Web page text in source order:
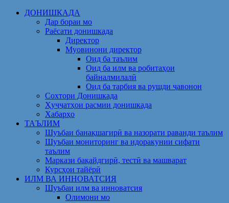
Skip
ДОНИШКАДА
Дар бораи мо
Раёсати донишкада
Директор
Муовинони директор
Оид ба таълим
Оид ба илм ва робитаҳои
байналмилалӣ
Оид ба тарбия ва рушди ҷавонон
Сохтори Донишкада
Ҳуҷҷатҳои расмии донишкада
Хабарҳо
ТАЪЛИМ
Шуъбаи банақшагирӣ ва назорати раванди таълим
Шуъбаи мониторинг ва идоракунии сифати
таълим
Маркази бақайдгирӣ, тестӣ ва машварат
Курсҳои тайёрӣ
ИЛМ ВА ИННОВАТСИЯ
Шуъбаи илм ва инноватсия
Олимони мо